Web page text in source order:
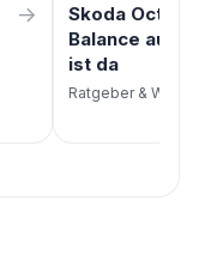
→
Skoda
Balance
ist da
Ratgeber &